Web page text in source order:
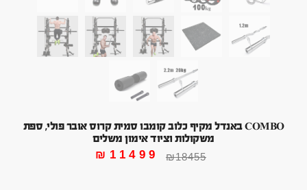
COMBO באנדל מקיף כלוב קומבו סמית קרוס אובר פולי, ספת
משקולות וציוד אימון משלים
₪18455
₪ 11499